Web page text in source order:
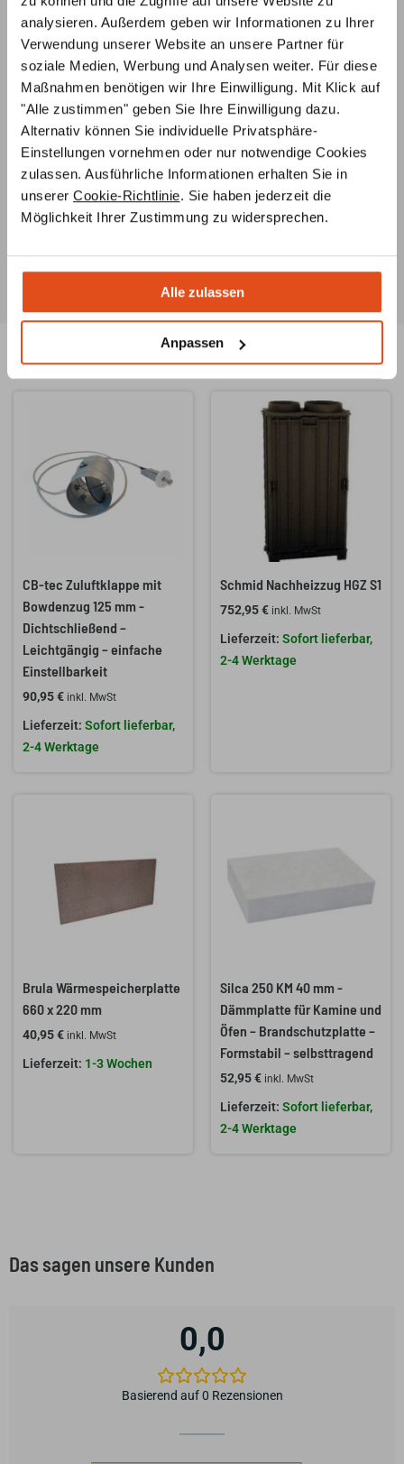
analysieren. Außerdem geben wir Informationen zu Ihrer
Verwendung unserer Website an unsere Partner für
soziale Medien, Werbung und Analysen weiter. Für diese
Maßnahmen benötigen wir Ihre Einwilligung. Mit Klick auf
"Alle zustimmen" geben Sie Ihre Einwilligung dazu.
Alternativ können Sie individuelle Privatsphäre-
Einstellungen vornehmen oder nur notwendige Cookies
zulassen. Ausführliche Informationen erhalten Sie in
unserer Cookie-Richtlinie. Sie haben jederzeit die
Möglichkeit Ihrer Zustimmung zu widersprechen.
Alle zulassen
Anpassen
Ihres Wunsch-Ofens erstellen – ganzunverbindlich und
kostenlos , nach Ihren Angaben und Vorstellungen.
Individuelle Beratung
UnsereOfenbauerstehen Ihnen von der
Ideenentwicklung bis zur fachgerechten Installation
Ihres Ofensjederzeit beratendzur Seite
Ersatzteilservice
Unsere Ofenbauerberaten Sie umfassend zu
Ersatzteilen für Ihren Ofen oder Kamin und helfen Ihnen
Ähnliche Produkte
CB-tec Zuluftklappe mit
Bowdenzug 125 mm -
Dichtschließend –
Leichtgängig – einfache
Einstellbarkeit
90,95€ inkl. MwSt
Sofort lieferbar,
2-4 Werktage
Schmid Nachheizzug HGZ S1
752,95€ inkl. MwSt
Sofort lieferbar,
2-4 Werktage
Brula Wärmespeicherplatte
660 x 220 mm
40,95€ inkl. MwSt
1-3 Wochen
Silca 250 KM 40 mm -
Dämmplatte für Kamine und
Öfen – Brandschutzplatte –
Formstabil – selbsttragend
52,95€ inkl. MwSt
Sofort lieferbar,
2-4 Werktage
Das sagen unsere Kunden
0,0
Basierend auf 0 Rezensionen